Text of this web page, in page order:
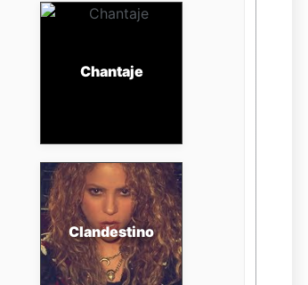
Chantaje
Clandestino